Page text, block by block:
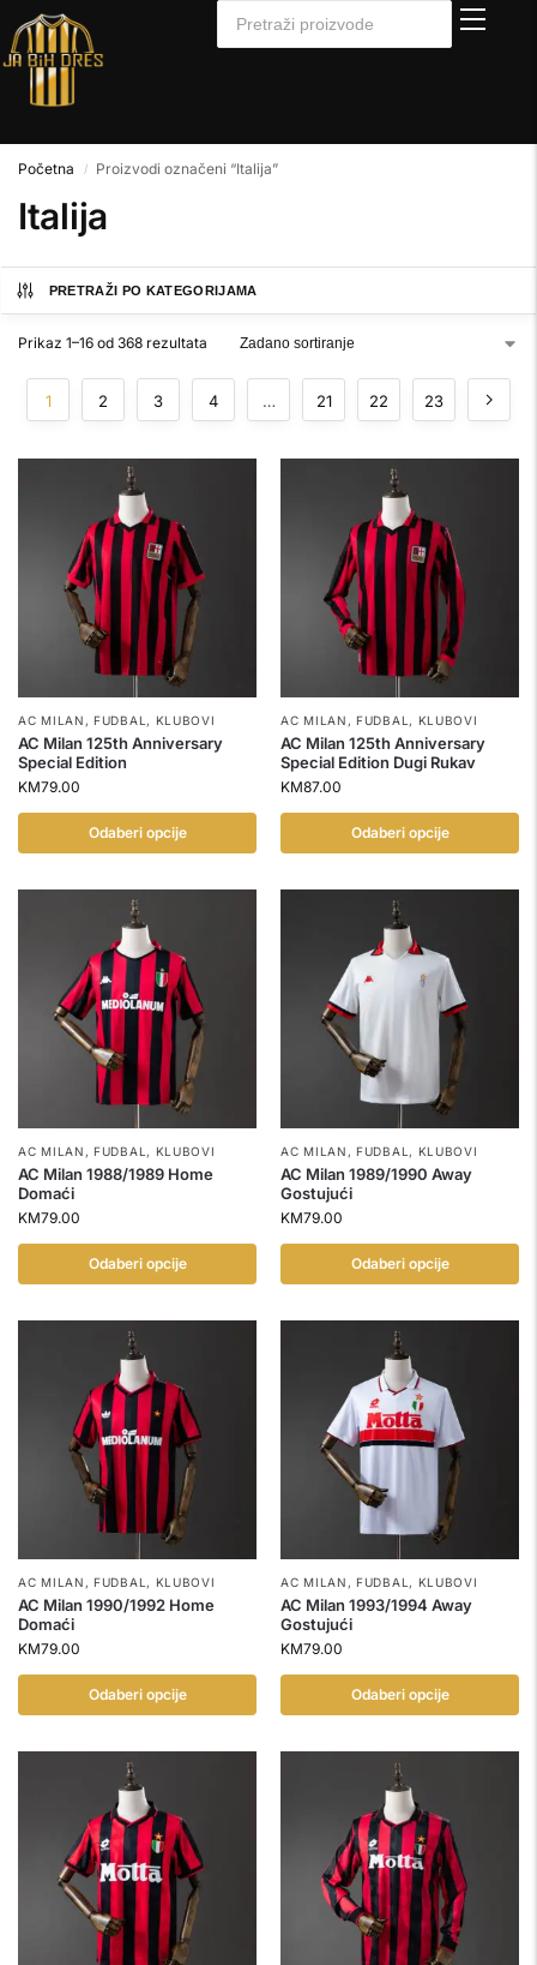
Početna / Proizvodi označeni “Italija”
Italija
PRETRAŽI PO KATEGORIJAMA
Prikaz 1–16 od 368 rezultata
1 2 3 4 … 21 22 23
AC MILAN ,FUDBAL , KLUBOVI
AC Milan 125th Anniversary
Special Edition
KM79.00
Odaberi opcije
AC MILAN ,FUDBAL , KLUBOVI
AC Milan 125th Anniversary
Special Edition Dugi Rukav
KM87.00
Odaberi opcije
AC MILAN ,FUDBAL , KLUBOVI
AC Milan 1988/1989 Home
Domaći
KM79.00
Odaberi opcije
AC MILAN ,FUDBAL , KLUBOVI
AC Milan 1989/1990 Away
Gostujući
KM79.00
Odaberi opcije
AC MILAN ,FUDBAL , KLUBOVI
AC Milan 1990/1992 Home
Domaći
KM79.00
Odaberi opcije
AC MILAN ,FUDBAL , KLUBOVI
AC Milan 1993/1994 Away
Gostujući
KM79.00
Odaberi opcije